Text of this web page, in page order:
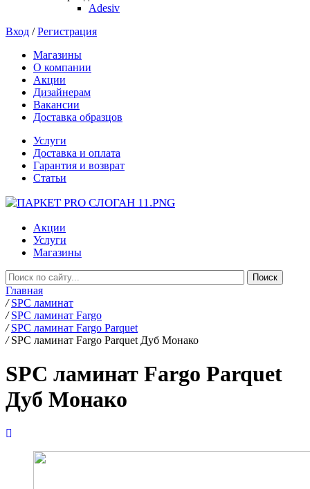
Adesiv
Вход /Регистрация
Магазины
О компании
Акции
Дизайнерам
Вакансии
Доставка образцов
Услуги
Доставка и оплата
Гарантия и возврат
Статьи
Акции
Услуги
Магазины
Главная
/ SPC ламинат
/ SPC ламинат Fargo
/ SPC ламинат Fargo Parquet
/ SPC ламинат Fargo Parquet Дуб Монако
SPC ламинат Fargo Parquet
Дуб Монако